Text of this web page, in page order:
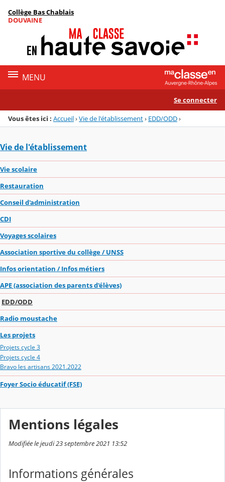
Menu de la rubrique
Contenu
Collège Bas Chablais
DOUVAINE
MENU
Se connecter
Vous êtes ici : Accueil›Vie de l'établissement› EDD/ODD›
Vie de l'établissement
Vie scolaire
Restauration
Conseil d'administration
CDI
Voyages scolaires
Association sportive du collège / UNSS
Infos orientation / Infos métiers
APE (association des parents d'élèves)
EDD/ODD
Radio moustache
Les projets
Projets cycle 3
Projets cycle 4
Bravo les artisans 2021.2022
Foyer Socio éducatif (FSE)
Mentions légales
Modifiée le jeudi 23 septembre 2021 13:52
Informations générales